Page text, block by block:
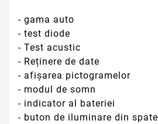
- gama auto
- test diode
- Test acustic
- Reținere de date
- afișarea pictogramelor
- modul de somn
- indicator al bateriei
- buton de iluminare din spate